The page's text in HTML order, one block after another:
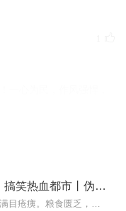
第九特区丨头陀渊演播丨搞笑热血都市丨伪戒丨VIP免费多人有声剧
【内容简介】灾变过后，大地满目疮痍。粮食匮乏，资源紧俏，局势混乱……一位从待规划区杀出来的青年，背对着漫天黄沙，孤身来到九区谋生，却不曾想偶然结识三五好友，一念...